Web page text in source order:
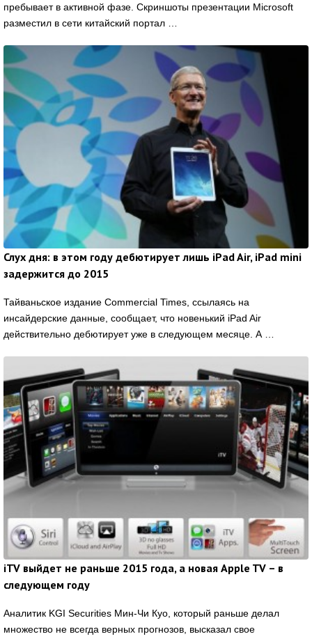
пребывает в активной фазе. Скриншоты презентации Microsoft
разместил в сети китайский портал …
Слух дня: в этом году дебютирует лишь iPad Air, iPad mini
задержится до 2015
Тайваньское издание Commercial Times, ссылаясь на
инсайдерские данные, сообщает, что новенький iPad Air
действительно дебютирует уже в следующем месяце. А …
iTV выйдет не раньше 2015 года, а новая Apple TV – в
следующем году
Аналитик KGI Securities Мин-Чи Куо, который раньше делал
множество не всегда верных прогнозов, высказал свое